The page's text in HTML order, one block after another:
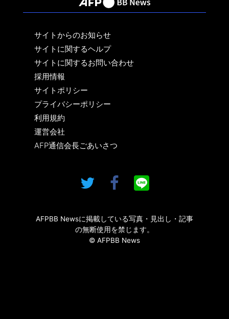
サイトからのお知らせ
サイトに関するヘルプ
サイトに関するお問い合わせ
採用情報
サイトポリシー
プライバシーポリシー
利用規約
運営会社
AFP通信会長ごあいさつ
AFPBB Newsに掲載している写真・見出し・記事
の無断使用を禁じます。
© AFPBB News